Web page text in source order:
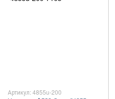
Артикул: 4855u-200